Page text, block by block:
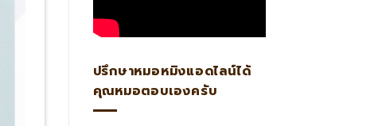
ปรึกษาหมอหมิงแอดไลน์ได้
คุณหมอตอบเองครับ